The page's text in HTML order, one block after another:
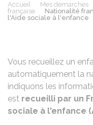
Accueil Mes démarches
française
Nationalité
l'Aide sociale à l'enfance
Vous recueillez un
automatiquement la
indiquons les
est recueilli par un
sociale à l'enfance